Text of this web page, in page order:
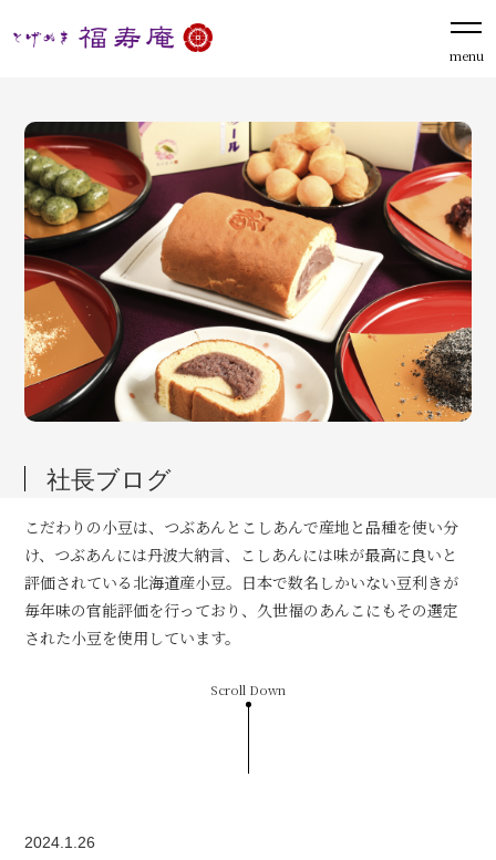
menu
社長ブログ
こだわりの小豆は、つぶあんとこしあんで産地と品種を使い分
け、つぶあんには丹波大納言、こしあんには味が最高に良いと
評価されている北海道産小豆。日本で数名しかいない豆利きが
毎年味の官能評価を行っており、久世福のあんこにもその選定
された小豆を使用しています。
Scroll Down
2024.1.26